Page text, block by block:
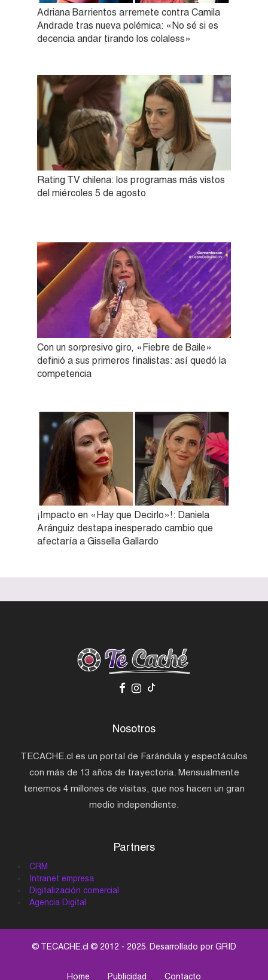
Adriana Barrientos arremete contra Camila
Andrade tras nueva polémica: «No sé si es
decencia andar tirando los colaless»
Rating TV chilena: los programas más vistos
del miércoles 5 de agosto
Con un sorpresivo giro, «Fiebre de Baile»
definió a sus primeros finalistas: así quedó la
competencia
¡Impacto en «Hay que Decirlo»!: Daniela
Aránguiz destapa inesperado cambio que
afectaría a Gissella Gallardo
Nosotros
TECACHE.cl es un portal de Farándula y espectáculos
con más de 13 años de trayectoria. Mensualmente
tenemos 4 millones de visitas, que nos hacen un gran
medio independiente.
Partners
CRM
Intranet empresa
Digitalización comercial
Agencia Digital
© TECACHE.cl © 2012 - 2025. Desarrollado porGRID
Home Publicidad Contacto